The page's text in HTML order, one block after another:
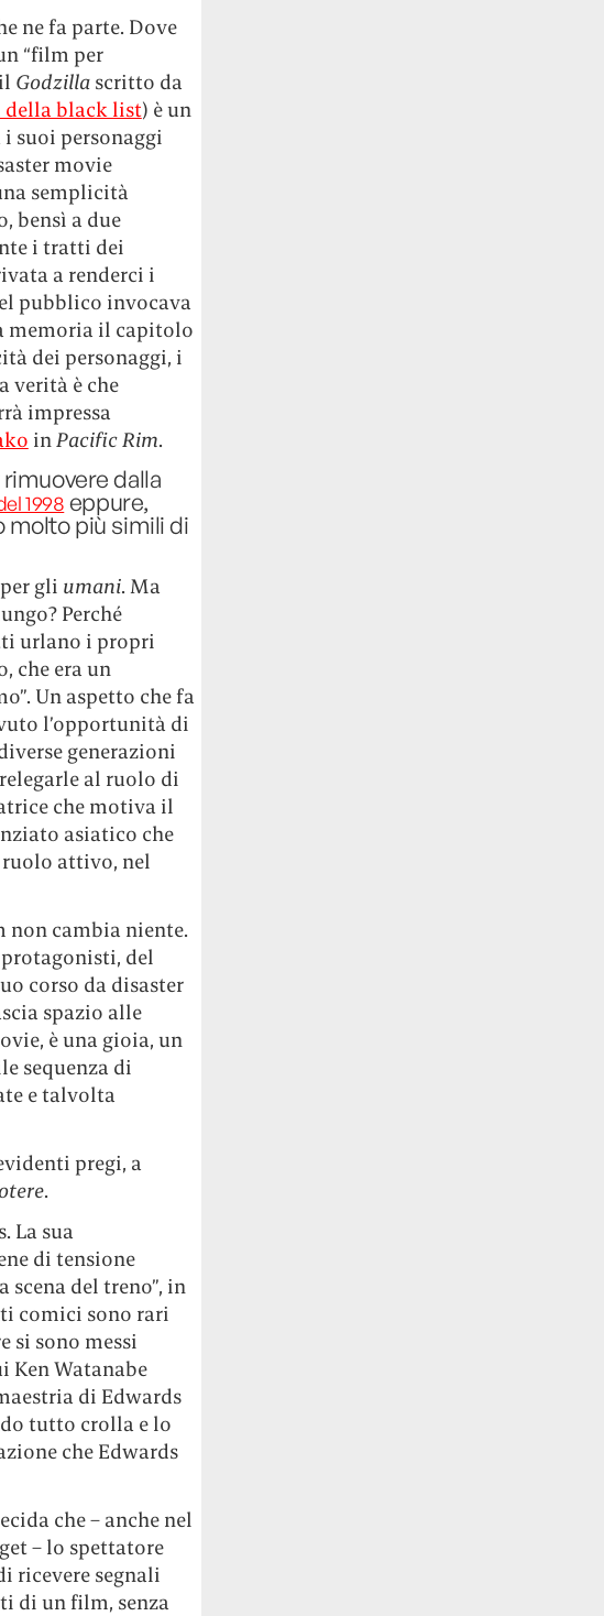
ne fa parte. Dove
“film per
Godzillascritto da
black list) è un
suoi personaggi
movie
semplicità
bensì a due
i tratti dei
a renderci i
pubblico invocava
memoria il capitolo
dei personaggi, i
verità è che
impressa
inPacific Rim.
dalla
1998 eppure,
molto più simili di
gli umani. Ma
Perché
urlano i propri
che era un
Un aspetto che fa
l’opportunità di
generazioni
al ruolo di
che motiva il
asiatico che
ruolo attivo, nel
cambia niente.
del
corso da disaster
spazio alle
è una gioia, un
sequenza di
e talvolta
pregi, a
.
La sua
di tensione
del treno”, in
comici sono rari
si sono messi
Ken Watanabe
di Edwards
tutto crolla e lo
che Edwards
che – anche nel
– lo spettatore
ricevere segnali
di un film, senza